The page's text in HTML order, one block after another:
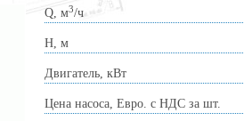
Q, м3/ч
Н, м
Двигатель, кВт
Цена насоса, Евро. с НДС за шт.